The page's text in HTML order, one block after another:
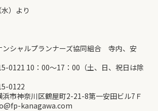
）より
シャルプランナーズ協同組合 寺内、安
10：00～17：00（土、日、祝日は除
0122
市神奈川区鶴屋町2-21-8第一安田ビル7Ｆ
kanagawa.com